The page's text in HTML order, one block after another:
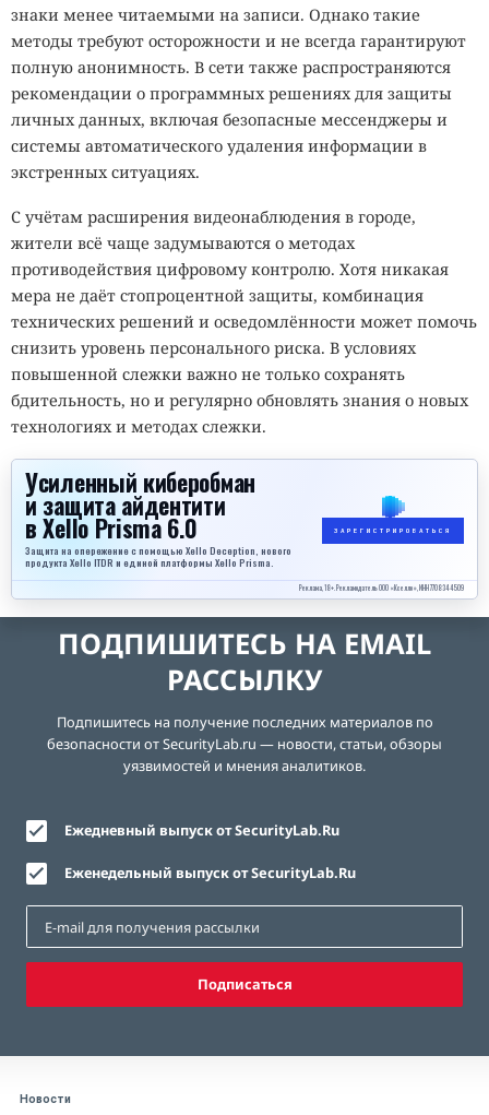
знаки менее читаемыми на записи. Однако такие
методы требуют осторожности и не всегда гарантируют
полную анонимность. В сети также распространяются
рекомендации о программных решениях для защиты
личных данных, включая безопасные мессенджеры и
системы автоматического удаления информации в
экстренных ситуациях.
С учётам расширения видеонаблюдения в городе,
жители всё чаще задумываются о методах
противодействия цифровому контролю. Хотя никакая
мера не даёт стопроцентной защиты, комбинация
технических решений и осведомлённости может помочь
снизить уровень персонального риска. В условиях
повышенной слежки важно не только сохранять
бдительность, но и регулярно обновлять знания о новых
технологиях и методах слежки.
Усиленный киберобман
и защита айдентити
в Xello Prisma 6.0
Защита на опережение с помощью Xello Deception, нового
продукта Xello ITDR и единой платформы Xello Prisma.
ЗАРЕГИСТРИРОВАТЬСЯ
Реклама, 18+. Рекламодатель ООО «Кселло», ИНН 7708344509
ПОДПИШИТЕСЬ НА EMAIL
РАССЫЛКУ
Подпишитесь на получение последних материалов по
безопасности от SecurityLab.ru — новости, статьи, обзоры
уязвимостей и мнения аналитиков.
Ежедневный выпуск от SecurityLab.Ru
Еженедельный выпуск от SecurityLab.Ru
Подписаться
Новости